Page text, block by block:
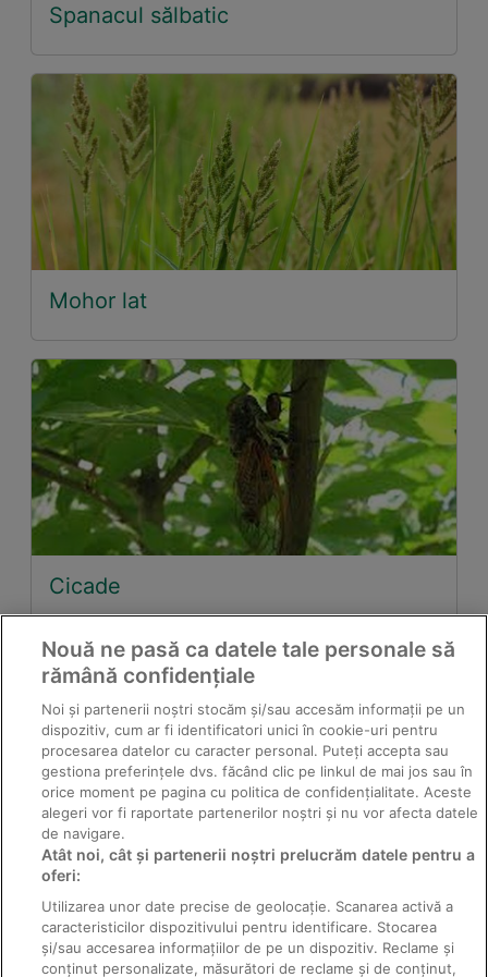
Spanacul sălbatic
Mohor lat
Cicade
Măzăriche
Nouă ne pasă ca datele tale personale să
rămână confidențiale
Noi și partenerii noștri stocăm și/sau accesăm informații pe un
dispozitiv, cum ar fi identificatori unici în cookie-uri pentru
procesarea datelor cu caracter personal. Puteți accepta sau
gestiona preferințele dvs. făcând clic pe linkul de mai jos sau în
orice moment pe pagina cu politica de confidențialitate. Aceste
alegeri vor fi raportate partenerilor noștri și nu vor afecta datele
de navigare.
Atât noi, cât și partenerii noștri prelucrăm datele pentru a
oferi:
Utilizarea unor date precise de geolocație. Scanarea activă a
caracteristicilor dispozitivului pentru identificare. Stocarea
și/sau accesarea informațiilor de pe un dispozitiv. Reclame și
conținut personalizate, măsurători de reclame și de conținut,